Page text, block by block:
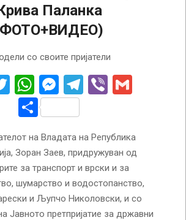
Паланка
со своите пријатели
Twitter
WhatsApp
Messenger
Telegram
Viber
Share
на Владата на Република
Зоран Заев, придружуван од
за транспорт и врски и за
шумарство и водостопанство,
и Љупчо Николовски, и со
Јавното претпријатие за државни